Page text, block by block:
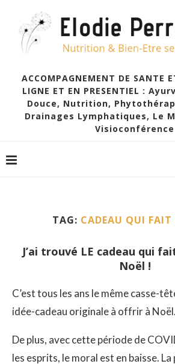
ACCOMPAGNEMENT DE SANTE
LIGNE ET EN PRESENTIEL :
Douce, Nutrition,
Drainages Lymphatiques, Le
Visioconférence
TAG: CADEAU QUI FAIT
J’ai trouvé LE cadeau qui
Noël !
C’est tous les ans le même casse-
idée-cadeau originale à offrir à Noël.
De plus, avec cette période de
les esprits, le moral est en baisse.